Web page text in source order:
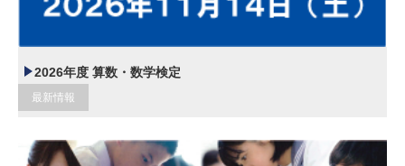
2026年度 算数・数学検定
最新情報